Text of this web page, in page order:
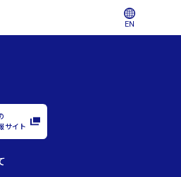
EN
サイト